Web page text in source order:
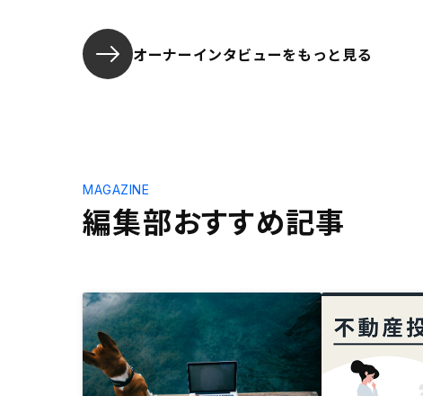
オーナーインタビューをもっと見る
編集部おすすめ記事
MAGAZINE